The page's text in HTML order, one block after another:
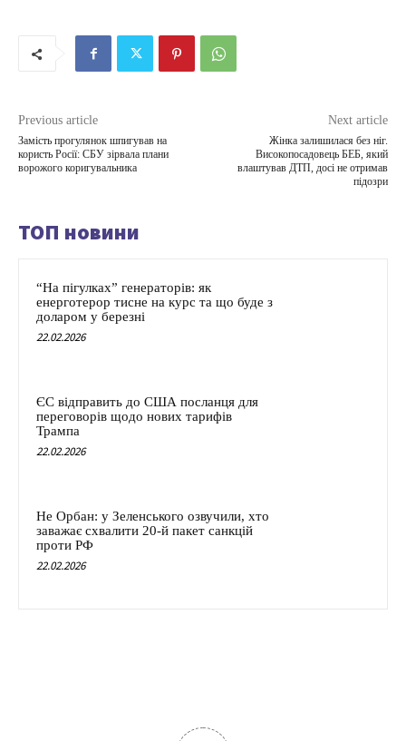
Previous article
Замість прогулянок шпигував на
користь Росії: СБУ зірвала плани
ворожого коригувальника
Next article
Жінка залишилася без ніг.
Високопосадовець БЕБ, який
влаштував ДТП, досі не отримав
підозри
ТОП новини
“На пігулках” генераторів: як
енерготерор тисне на курс та що буде з
доларом у березні
22.02.2026
ЄС відправить до США посланця для
переговорів щодо нових тарифів
Трампа
22.02.2026
Не Орбан: у Зеленського озвучили, хто
заважає схвалити 20-й пакет санкцій
проти РФ
22.02.2026